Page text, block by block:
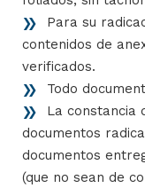
Para su
contenidos de
verificados.
Todo
La constancia
documentos
documentos
(que no sean de